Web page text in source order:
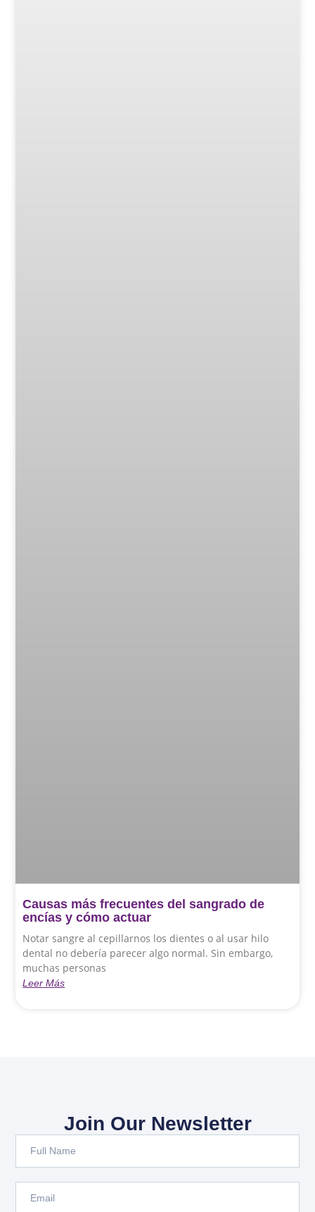
Causas más frecuentes del sangrado de
encías y cómo actuar
Notar sangre al cepillarnos los dientes o al usar hilo
dental no debería parecer algo normal. Sin embargo,
muchas personas
Leer Más
Join Our Newsletter